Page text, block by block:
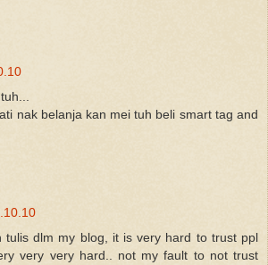
nak belanja kan mei tuh beli smart tag and
tulis dlm my blog, it is very hard to trust ppl
very very hard.. not my fault to not trust